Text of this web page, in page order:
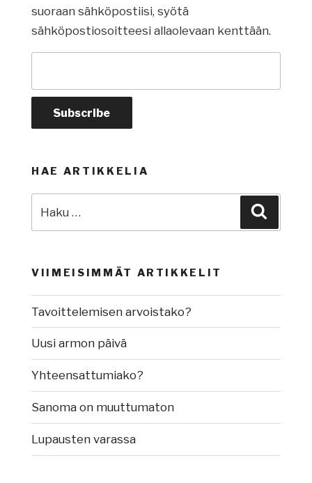
suoraan sähköpostiisi, syötä
sähköpostiosoitteesi allaolevaan kenttään.
HAE ARTIKKELIA
VIIMEISIMMÄT ARTIKKELIT
Tavoittelemisen arvoistako?
Uusi armon päivä
Yhteensattumiako?
Sanoma on muuttumaton
Lupausten varassa